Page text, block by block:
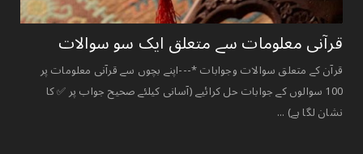
قرآنی ‏معلومات ‏سے ‏متعلق ‏ایک ‏سو ‏سوالات ‏
قرآن کے متعلق سوالات وجوابات *---اپنے بچوں سے قرآنی معلومات پر
100 سوالوں کے جوابات حل کرائیے (آسانی کیلئے صحیح جواب پر ✅ کا
نشان لگا ہے) ...